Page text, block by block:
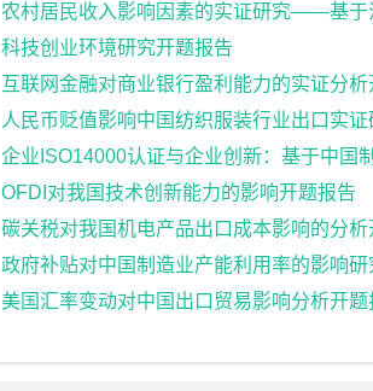
农村居民收入影响因素的实证研究——基于
科技创业环境研究开题报告
互联网金融对商业银行盈利能力的实证分析
人民币贬值影响中国纺织服装行业出口实
企业ISO14000认证与企业创新：基于中国
OFDI对我国技术创新能力的影响开题报告
碳关税对我国机电产品出口成本影响的分析
政府补贴对中国制造业产能利用率的影响研
美国汇率变动对中国出口贸易影响分析开题